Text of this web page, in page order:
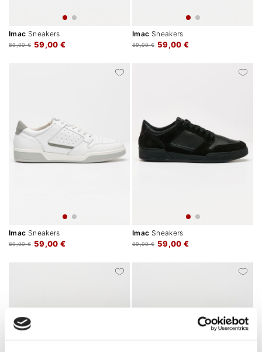
Imac Sneakers
59,00 €
89,00 €
Imac Sneakers
59,00 €
89,00 €
Imac Sneakers
59,00 €
89,00 €
Imac Sneakers
59,00 €
89,00 €